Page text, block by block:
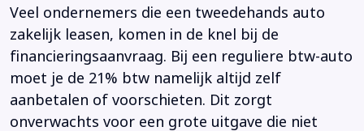
Veel ondernemers die een tweedehands auto
zakelijk leasen, komen in de knel bij de
financieringsaanvraag. Bij een reguliere btw-auto
moet je de 21% btw namelijk altijd zelf
aanbetalen of voorschieten. Dit zorgt
onverwachts voor een grote uitgave die niet